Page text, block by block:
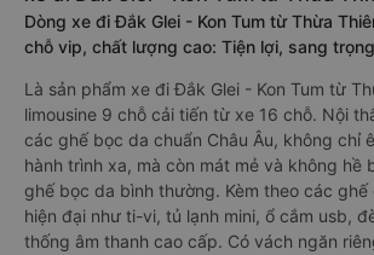
Dòng xe đi Đắk Glei - Kon Tum từ Thừa
chỗ vip, chất lượng cao: Tiện lợi, sang trọng
Là sản phẩm xe đi Đắk Glei - Kon Tum từ
limousine 9 chỗ cải tiến từ xe 16 chỗ. Nội
các ghế bọc da chuẩn Châu Âu, không chỉ
hành trình xa, mà còn mát mẻ và không hề
ghế bọc da bình thường. Kèm theo các ghế
hiện đại như ti-vi, tủ lạnh mini, ổ cắm usb,
thống âm thanh cao cấp. Có vách ngăn